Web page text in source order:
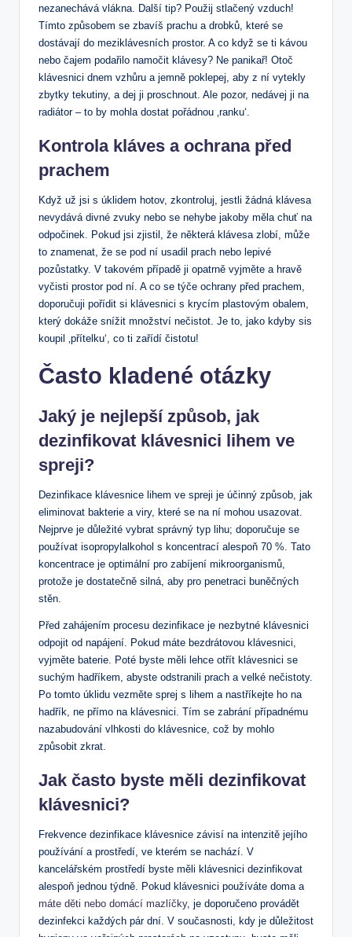
nezanechává vlákna. Další tip? Použij stlačený vzduch!
Tímto způsobem se zbavíš prachu a drobků, které se
dostávají do meziklávesních prostor. A co když se ti kávou
nebo čajem podařilo namočit klávesy? Ne panikař! Otoč
klávesnici dnem vzhůru a jemně poklepej, aby z ní vytekly
zbytky tekutiny, a dej ji proschnout. Ale pozor, nedávej ji na
radiátor – to by mohla dostat pořádnou ‚ranku‘.
Kontrola kláves a ochrana před
prachem
Když už jsi s úklidem hotov, zkontroluj, jestli žádná klávesa
nevydává divné zvuky nebo se nehybe jakoby měla chuť na
odpočinek. Pokud jsi zjistil, že některá klávesa zlobí, může
to znamenat, že se pod ní usadil prach nebo lepivé
pozůstatky. V takovém případě ji opatrně vyjměte a hravě
vyčisti prostor pod ní. A co se týče ochrany před prachem,
doporučuji pořídit si klávesnici s krycím plastovým obalem,
který dokáže snížit množství nečistot. Je to, jako kdyby sis
koupil ‚přítelku‘, co ti zařídí čistotu!
Často kladené otázky
Jaký je nejlepší způsob, jak
dezinfikovat klávesnici lihem ve
spreji?
Dezinfikace klávesnice lihem ve spreji je účinný způsob, jak
eliminovat bakterie a viry, které se na ní mohou usazovat.
Nejprve je důležité vybrat správný typ lihu; doporučuje se
používat isopropylalkohol s koncentrací alespoň 70 %. Tato
koncentrace je optimální pro zabíjení mikroorganismů,
protože je dostatečně silná, aby pro penetraci buněčných
stěn.
Před zahájením procesu dezinfikace je nezbytné klávesnici
odpojit od napájení. Pokud máte bezdrátovou klávesnici,
vyjměte baterie. Poté byste měli lehce otřít klávesnici se
suchým hadříkem, abyste odstranili prach a velké nečistoty.
Po tomto úklidu vezměte sprej s lihem a nastříkejte ho na
hadřík, ne přímo na klávesnici. Tím se zabrání případnému
nazabudování vlhkosti do klávesnice, což by mohlo
způsobit zkrat.
Jak často byste měli dezinfikovat
klávesnici?
Frekvence dezinfikace klávesnice závisí na intenzitě jejího
používání a prostředí, ve kterém se nachází. V
kancelářském prostředí byste měli klávesnici dezinfikovat
alespoň jednou týdně. Pokud klávesnici používáte doma a
máte děti nebo domácí mazlíčky, je doporučeno provádět
dezinfekci každých pár dní. V současnosti, kdy je důležitost